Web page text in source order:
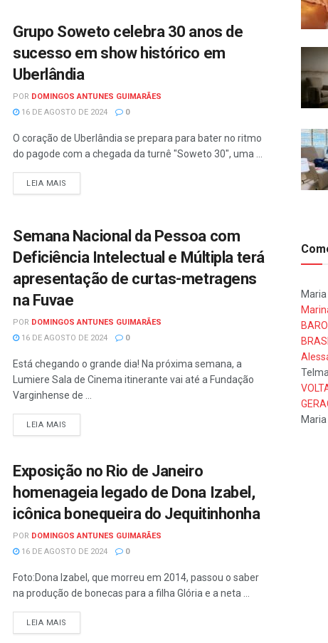
Grupo Soweto celebra 30 anos de
sucesso em show histórico em
Uberlândia
POR DOMINGOS ANTUNES GUIMARÃES
16 DE AGOSTO DE 2024
0
O coração de Uberlândia se prepara para bater no ritmo
do pagode com a chegada da turnê "Soweto 30", uma ...
LEIA MAIS
Semana Nacional da Pessoa com
Deficiência Intelectual e Múltipla terá
apresentação de curtas-metragens
na Fuvae
POR DOMINGOS ANTUNES GUIMARÃES
16 DE AGOSTO DE 2024
0
Está chegando o grande dia! Na próxima semana, a
Lumiere Sala de Cinema itinerante vai até a Fundação
Varginhense de ...
LEIA MAIS
Exposição no Rio de Janeiro
homenageia legado de Dona Izabel,
icônica bonequeira do Jequitinhonha
POR DOMINGOS ANTUNES GUIMARÃES
16 DE AGOSTO DE 2024
0
Foto:Dona Izabel, que morreu em 2014, passou o saber
na produção de bonecas para a filha Glória e a neta ...
LEIA MAIS